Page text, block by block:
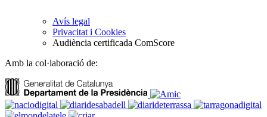
Avís legal
Privacitat i Cookies
Audiència certificada ComScore
Amb la col·laboració de: